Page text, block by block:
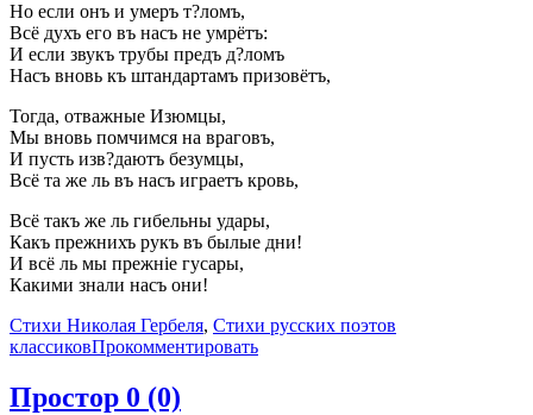
Но если онъ и умеръ т?ломъ,
Всё духъ его въ насъ не умрётъ:
И если звукъ трубы предъ д?ломъ
Насъ вновь къ штандартамъ призовётъ,
Тогда, отважные Изюмцы,
Мы вновь помчимся на враговъ,
И пусть изв?даютъ безумцы,
Всё та же ль въ насъ играетъ кровь,
Всё такъ же ль гибельны удары,
Какъ прежнихъ рукъ въ былые дни!
И всё ль мы прежніе гусары,
Какими знали насъ они!
Стихи Николая Гербеля, Стихи русских поэтов
классиковПрокомментировать
Простор 0 (0)